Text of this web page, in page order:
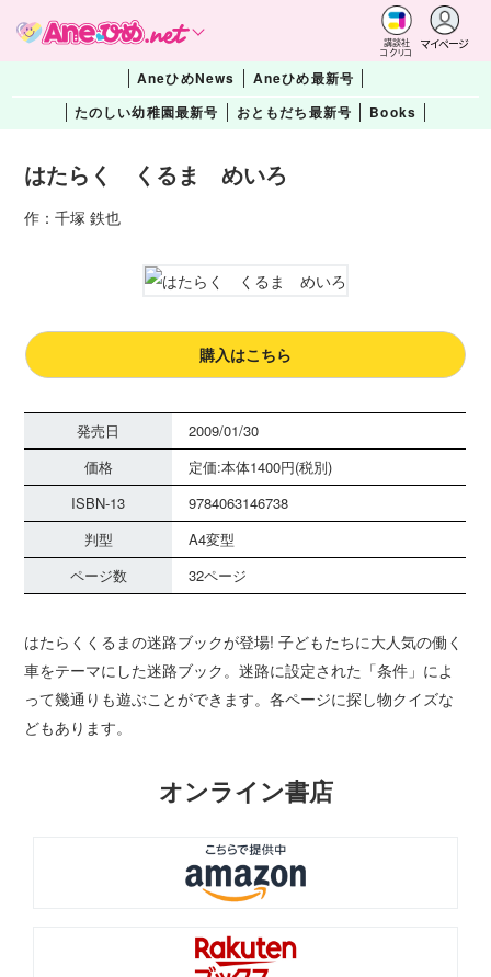
講談社
コクリコ
マイページ
AneひめNews
Aneひめ最新号
たのしい幼稚園最新号
おともだち最新号 Books
はたらく くるま めいろ
作：千塚 鉄也
購入はこちら
発売日
2009/01/30
価格
定価:本体1400円(税別)
ISBN-13
9784063146738
判型
A4変型
ページ数
32ページ
はたらくくるまの迷路ブックが登場! 子どもたちに大人気の働く
車をテーマにした迷路ブック。迷路に設定された「条件」によ
って幾通りも遊ぶことができます。各ページに探し物クイズな
どもあります。
オンライン書店